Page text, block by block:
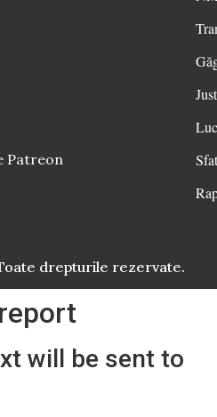
Patreon
drepturile rezervate.
will be sent to